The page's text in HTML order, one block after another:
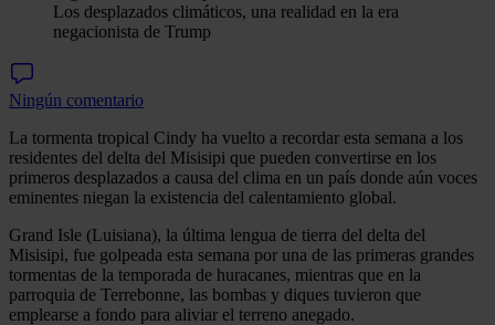
Los desplazados climáticos, una realidad en la era
negacionista de Trump
Ningún comentario
La tormenta tropical Cindy ha vuelto a recordar esta semana a los
residentes del delta del Misisipi que pueden convertirse en los
primeros desplazados a causa del clima en un país donde aún voces
eminentes niegan la existencia del calentamiento global.
Grand Isle (Luisiana), la última lengua de tierra del delta del
Misisipi, fue golpeada esta semana por una de las primeras grandes
tormentas de la temporada de huracanes, mientras que en la
parroquia de Terrebonne, las bombas y diques tuvieron que
emplearse a fondo para aliviar el terreno anegado.